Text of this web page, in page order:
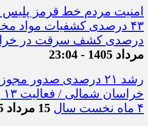
امنیت مردم خط قرمز
درصدی کشف سرقت در
مرداد 1405 - 23:04
رشد ۲۱ درصدی صدور
۴ ماه نخست سال
15 مرداد 1405 - 0:03